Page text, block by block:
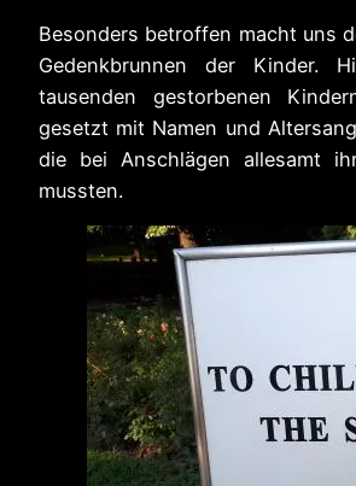
Besonders betroffen macht uns
Gedenkbrunnen der Kinder.
tausenden gestorbenen
gesetzt mit Namen und
die bei Anschlägen allesamt
mussten.